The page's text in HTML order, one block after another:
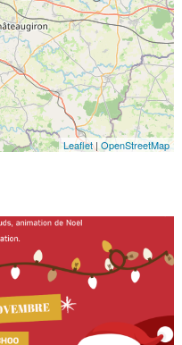
Leaflet|OpenStreetMap